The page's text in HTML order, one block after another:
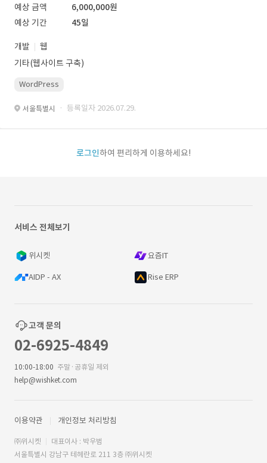
예상 금액
6,000,000원
예상 기간
45일
개발
웹
기타(웹사이트 구축)
WordPress
서울특별시 · 등록일자 2026.07.29.
로그인하여 편리하게 이용하세요!
서비스 전체보기
위시켓 요즘IT
AIDP - AX Rise ERP
고객 문의
02-6925-4849
10:00-18:00 주말·공휴일 제외
help@wishket.com
이용약관 개인정보 처리방침
㈜위시켓
대표이사 : 박우범
서울특별시 강남구 테헤란로 211 3층 ㈜위시켓